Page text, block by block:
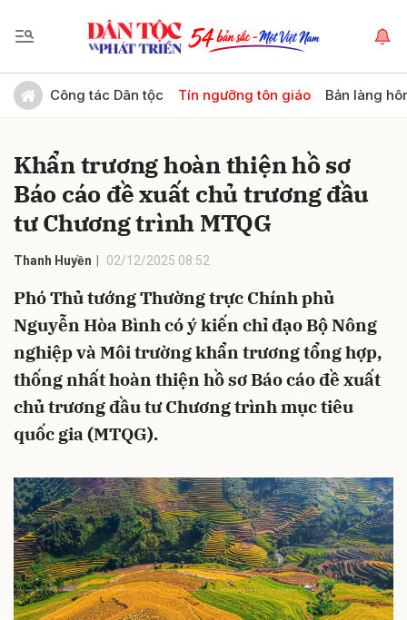
Công tác Dân tộc Tín ngưỡng tôn giáo Bản làng
Khẩn trương hoàn thiện hồ sơ
Báo cáo đề xuất chủ trương đầu
tư Chương trình MTQG
Thanh Huyền 02/12/2025 08:52
Phó Thủ tướng Thường trực Chính phủ
Nguyễn Hòa Bình có ý kiến chỉ đạo Bộ Nông
nghiệp và Môi trường khẩn trương tổng hợp,
thống nhất hoàn thiện hồ sơ Báo cáo đề xuất
chủ trương đầu tư Chương trình mục tiêu
quốc gia (MTQG).
Gửi bình luận